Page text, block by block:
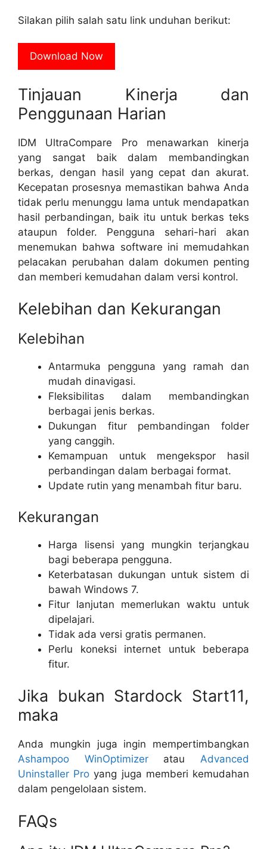
Silakan pilih salah satu link unduhan berikut:
Download Now
Tinjauan Kinerja dan
Penggunaan Harian
IDM UltraCompare Pro menawarkan kinerja
yang sangat baik dalam membandingkan
berkas, dengan hasil yang cepat dan akurat.
Kecepatan prosesnya memastikan bahwa Anda
tidak perlu menunggu lama untuk mendapatkan
hasil perbandingan, baik itu untuk berkas teks
ataupun folder. Pengguna sehari-hari akan
menemukan bahwa software ini memudahkan
pelacakan perubahan dalam dokumen penting
dan memberi kemudahan dalam versi kontrol.
Kelebihan dan Kekurangan
Kelebihan
Antarmuka pengguna yang ramah dan
mudah dinavigasi.
Fleksibilitas dalam membandingkan
berbagai jenis berkas.
Dukungan fitur pembandingan folder
yang canggih.
Kemampuan untuk mengekspor hasil
perbandingan dalam berbagai format.
Update rutin yang menambah fitur baru.
Kekurangan
Harga lisensi yang mungkin terjangkau
bagi beberapa pengguna.
Keterbatasan dukungan untuk sistem di
bawah Windows 7.
Fitur lanjutan memerlukan waktu untuk
dipelajari.
Tidak ada versi gratis permanen.
Perlu koneksi internet untuk beberapa
fitur.
Jika bukan Stardock Start11,
maka
Anda mungkin juga ingin mempertimbangkan
Ashampoo WinOptimizeratauAdvanced
Uninstaller Pro yang juga memberi kemudahan
dalam pengelolaan sistem.
FAQs